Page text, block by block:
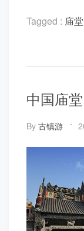
Tagged : 庙堂
中国庙
By 古镇游